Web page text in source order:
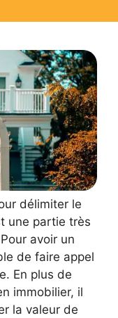
délimiter le
une partie très
avoir un
de faire appel
En plus de
immobilier, il
la valeur de